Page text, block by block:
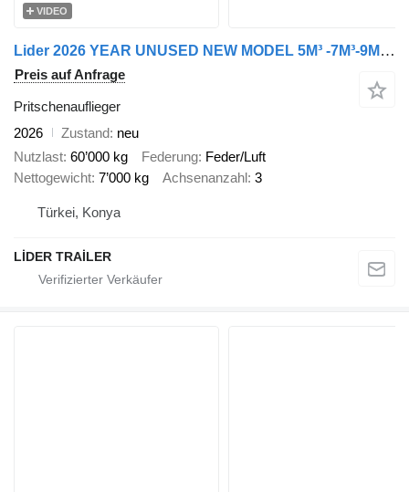
VIDEO
Lider 2026 YEAR UNUSED NEW MODEL 5M³ -7M³-9M³-11M³
Preis auf Anfrage
Pritschenauflieger
2026
Zustand neu
Nutzlast 60’000 kg Federung Feder/Luft
Nettogewicht 7’000 kg Achsenanzahl 3
Türkei, Konya
LİDER TRAİLER